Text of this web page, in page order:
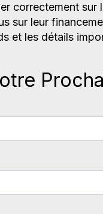
correctement sur
sur leur
et les détails